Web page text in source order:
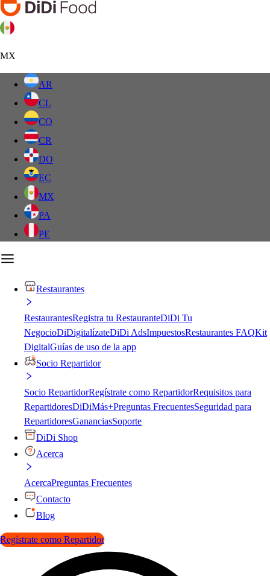
MX
AR
CL
CO
CR
DO
EC
MX
PA
PE
Restaurantes
RestaurantesRegistra tu RestauranteDiDi Tu
NegocioDiDigitalízateDiDi AdsImpuestosRestaurantes FAQKit
DigitalGuías de uso de la app
Socio Repartidor
Socio RepartidorRegístrate como RepartidorRequisitos para
RepartidoresDiDiMás+Preguntas FrecuentesSeguridad para
RepartidoresGananciasSoporte
DiDi Shop
Acerca
AcercaPreguntas Frecuentes
Contacto
Blog
Regístrate como Repartidor